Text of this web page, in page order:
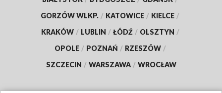
GORZÓW WLKP. / KATOWICE / KIELCE /
KRAKÓW / LUBLIN / ŁÓDŹ / OLSZTYN /
OPOLE / POZNAŃ / RZESZÓW /
SZCZECIN / WARSZAWA / WROCŁAW